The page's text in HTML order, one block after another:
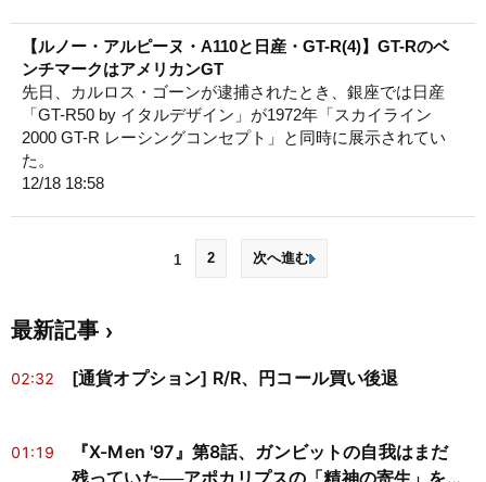
【ルノー・アルピーヌ・A110と日産・GT-R(4)】GT-Rのベ
ンチマークはアメリカンGT
先日、カルロス・ゴーンが逮捕されたとき、銀座では日産
「GT-R50 by イタルデザイン」が1972年「スカイライン
2000 GT-R レーシングコンセプト」と同時に展示されてい
た。
12/18 18:58
1 2 次へ進む
最新記事
02:32 [通貨オプション] R/R、円コール買い後退
01:19
『X-Men '97』第8話、ガンビットの自我はまだ
残っていた──アポカリプスの「精神の寄生」を神